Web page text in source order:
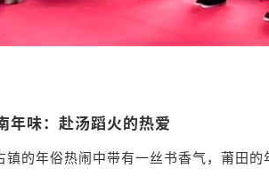
年味：赴汤蹈火的热爱
镇的年俗热闹中带有一丝书香气，莆田